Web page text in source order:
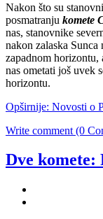
Nakon što su
posmatranju komete
nas, stanovnike
nakon zalaska Sunca
zapadnom
nas ometati još uvek
horizontu.
Opširnije: Novosti o
Write comment (0
Dve komete: